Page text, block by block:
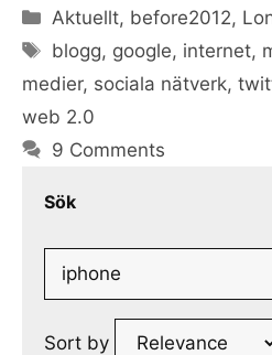
Categories
Aktuellt, before2012,
Tags
blogg, google, internet,
medier, sociala nätverk,
web 2.0
9 Comments
Sök
Search
for:
Sort by